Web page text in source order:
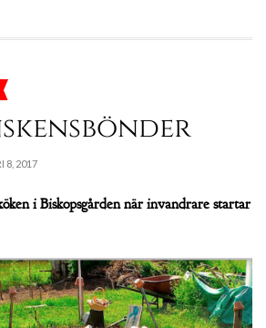
8, 2017
i Biskopsgården när invandrare startar